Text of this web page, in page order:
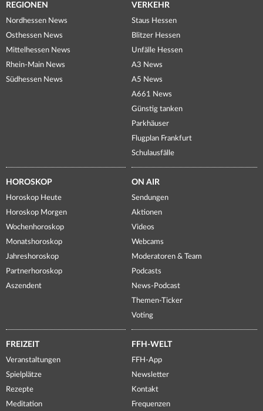
REGIONEN
Nordhessen News
Osthessen News
Mittelhessen News
Rhein-Main News
Südhessen News
VERKEHR
Staus Hessen
Blitzer Hessen
Unfälle Hessen
A3 News
A5 News
A661 News
Günstig tanken
Parkhäuser
Flugplan Frankfurt
Schulausfälle
HOROSKOP
Horoskop Heute
Horoskop Morgen
Wochenhoroskop
Monatshoroskop
Jahreshoroskop
Partnerhoroskop
Aszendent
ON AIR
Sendungen
Aktionen
Videos
Webcams
Moderatoren & Team
Podcasts
News-Podcast
Themen-Ticker
Voting
FREIZEIT
Veranstaltungen
Spielplätze
Rezepte
Meditation
FFH-WELT
FFH-App
Newsletter
Kontakt
Frequenzen